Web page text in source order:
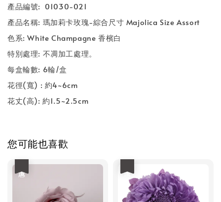
產品編號: 01030-021
產品名稱: 瑪加莉卡玫瑰-綜合尺寸 Majolica Size Assort
色系: White Champagne 香檳白
特別處理: 不凋加工處理。
每盒輪數: 6輪/盒
花徑(寬) : 約4~6cm
花丈(高): 約1.5~2.5cm
您可能也喜歡